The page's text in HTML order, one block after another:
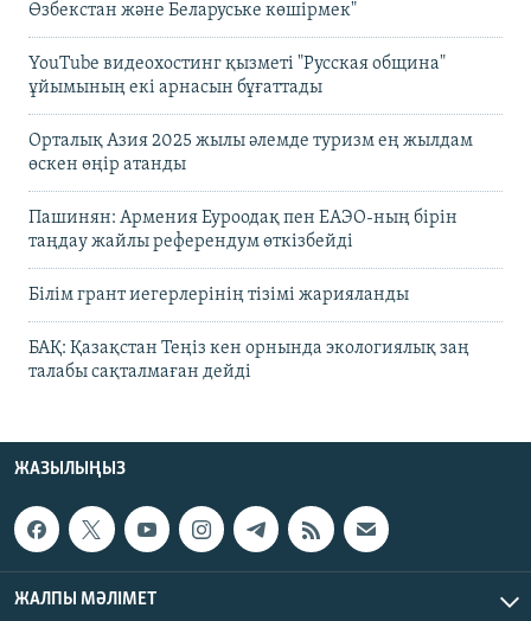
Өзбекстан және Беларуське көшірмек"
YouTube видеохостинг қызметі "Русская община"
ұйымының екі арнасын бұғаттады
Орталық Азия 2025 жылы әлемде туризм ең жылдам
өскен өңір атанды
Пашинян: Армения Еуроодақ пен ЕАЭО-ның бірін
таңдау жайлы референдум өткізбейді
Білім грант иегерлерінің тізімі жарияланды
БАҚ: Қазақстан Теңіз кен орнында экологиялық заң
талабы сақталмаған дейді
ЖАЗЫЛЫҢЫЗ
ЖАЛПЫ МӘЛІМЕТ